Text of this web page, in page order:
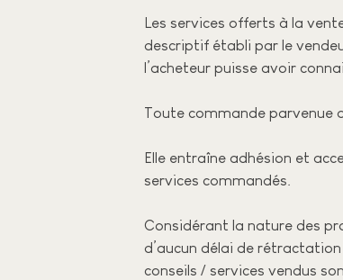
Les services offerts à la
descriptif établi par le
l’acheteur puisse avoir
Toute commande parvenue
Elle entraîne adhésion et
services commandés.
Considérant la nature des
d’aucun délai de
conseils / services vendus